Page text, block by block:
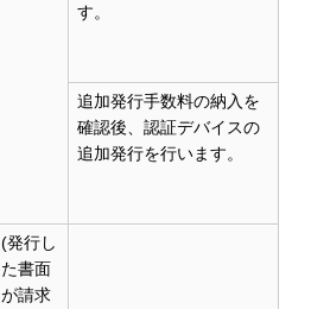
す。
追加発行手数料の納入を
確認後、認証デバイスの
追加発行を行います。
(発行し
た書面
が請求